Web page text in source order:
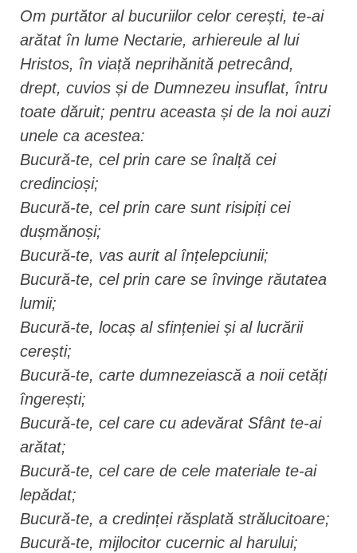
Om purtător al bucuriilor celor cerești, te-ai
arătat în lume Nectarie, arhiereule al lui
Hristos, în viață neprihănită petrecând,
drept, cuvios și de Dumnezeu insuflat, întru
toate dăruit; pentru aceasta și de la noi auzi
unele ca acestea:
Bucură-te, cel prin care se înalță cei
credincioși;
Bucură-te, cel prin care sunt risipiți cei
dușmănoși;
Bucură-te, vas aurit al înțelepciunii;
Bucură-te, cel prin care se învinge răutatea
lumii;
Bucură-te, locaș al sfințeniei și al lucrării
cerești;
Bucură-te, carte dumnezeiască a noii cetăți
îngerești;
Bucură-te, cel care cu adevărat Sfânt te-ai
arătat;
Bucură-te, cel care de cele materiale te-ai
lepădat;
Bucură-te, a credinței răsplată strălucitoare;
Bucură-te, mijlocitor cucernic al harului;